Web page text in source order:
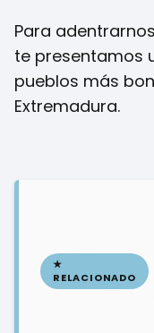
Para
te presentamos
pueblos más
Extremadura.